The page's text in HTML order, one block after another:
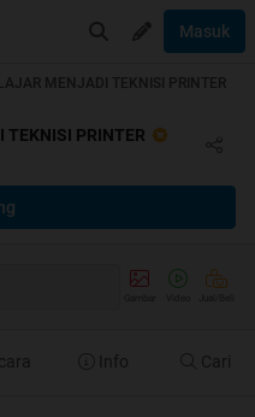
Masuk
MENJADI TEKNISI PRINTER
TEKNISI PRINTER
Info Cari